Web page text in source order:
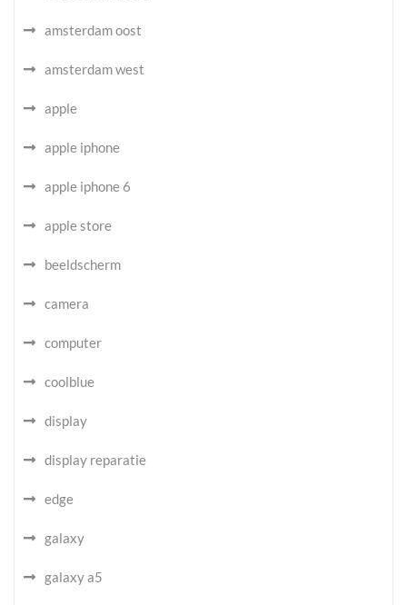
amsterdam oost
amsterdam west
apple
apple iphone
apple iphone 6
apple store
beeldscherm
camera
computer
coolblue
display
display reparatie
edge
galaxy
galaxy a5